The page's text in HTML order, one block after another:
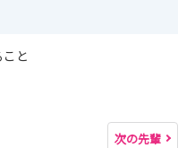
と
次の先輩